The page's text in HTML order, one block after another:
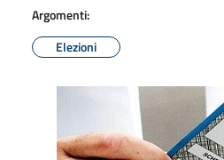
Argomenti:
Elezioni